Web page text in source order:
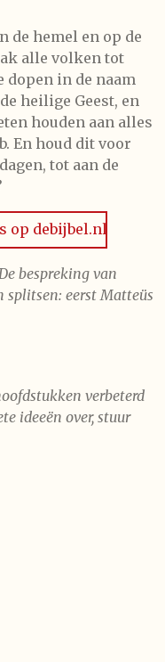
de hemel en op de
alle volken tot
in de naam
heilige Geest, en
houden aan alles
En houd dit voor
tot aan de
op debijbel.nl
bespreking van
splitsen: eerst Matteüs
verbeterd
ideeën over, stuur